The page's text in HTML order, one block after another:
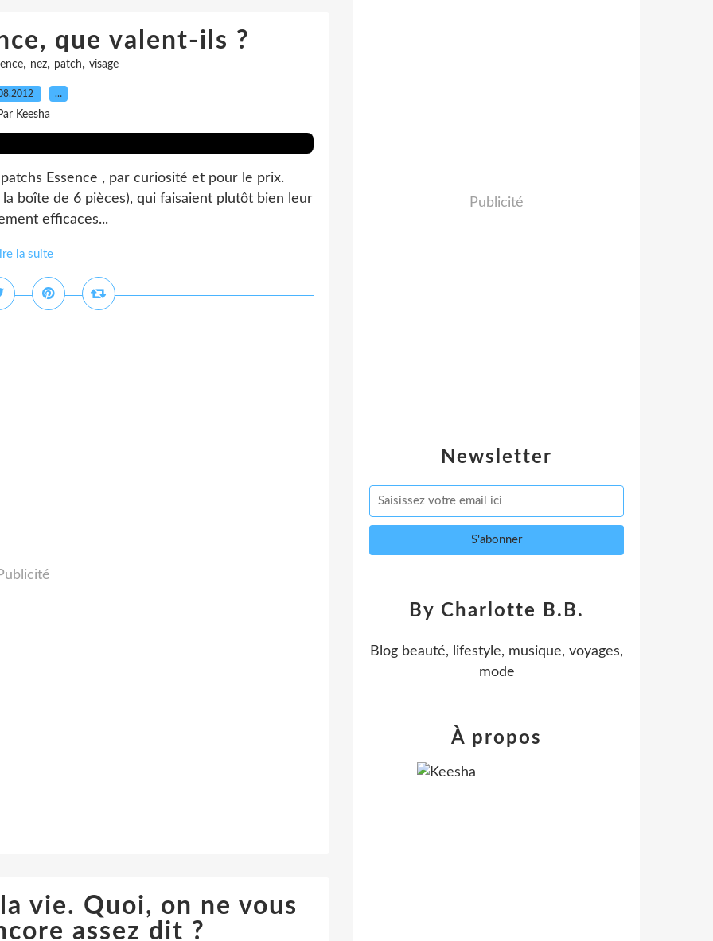
que valent-ils ?
, nez, patch, visage
…
Keesha
Essence , par curiosité et pour le prix.
boîte de 6 pièces), qui faisaient plutôt bien leur
efficaces...
la suite
vie. Quoi, on ne vous
assez dit ?
Newsletter
Publicité
By Charlotte B.B.
Blog beauté, lifestyle, musique, voyages,
mode
À propos